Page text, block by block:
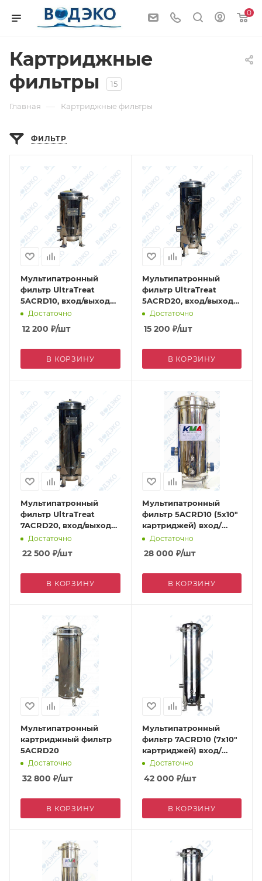
0
Картриджные
фильтры
15
Главная — Картриджные фильтры
ФИЛЬТР
Мультипатронный
фильтр UltraTreat
5ACRD10, вход/выход
1,5"Достаточно
12 200 ₽/шт
В КОРЗИНУ
Мультипатронный
фильтр UltraTreat
5ACRD20, вход/выход
1,5"Достаточно
15 200 ₽/шт
В КОРЗИНУ
Мультипатронный
фильтр UltraTreat
7ACRD20, вход/выход
2,0"Достаточно
22 500 ₽/шт
В КОРЗИНУ
Мультипатронный
фильтр 5ACRD10 (5х10"
картриджей) вход/
выход 1,5" дренаж 1/4"
Достаточно
28 000 ₽/шт
В КОРЗИНУ
Мультипатронный
картриджный фильтр
5ACRD20
Достаточно
32 800 ₽/шт
В КОРЗИНУ
Мультипатронный
фильтр 7ACRD10 (7х10"
картриджей) вход/
выход 2,0" дренаж 1/2"
Достаточно
42 000 ₽/шт
В КОРЗИНУ